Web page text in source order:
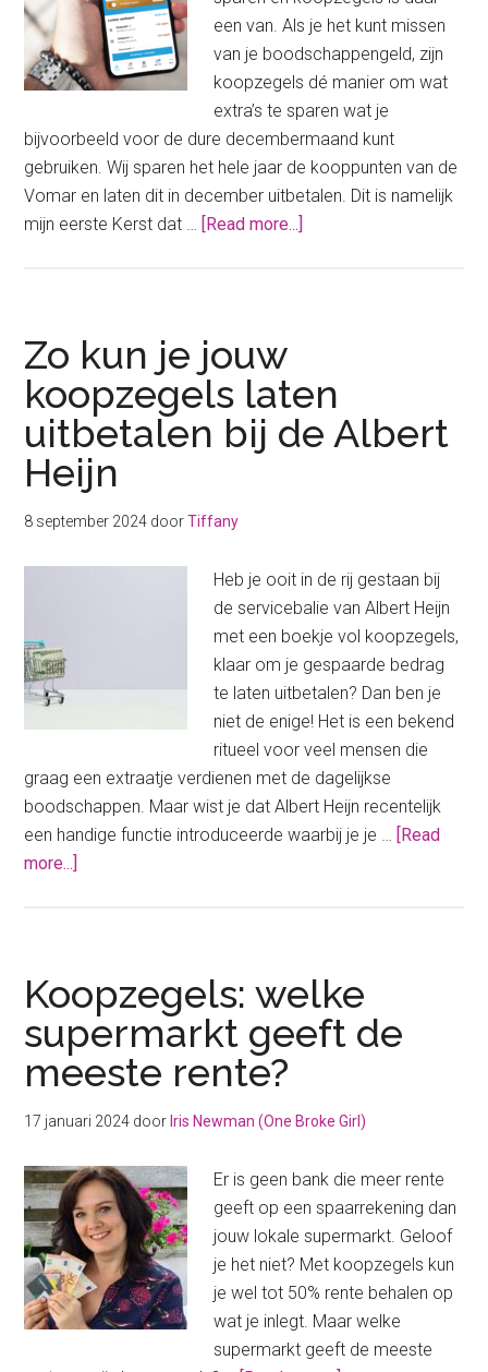
een van. Als je het kunt missen
van je boodschappengeld, zijn
koopzegels dé manier om wat
extra’s te sparen wat je
bijvoorbeeld voor de dure decembermaand kunt
gebruiken. Wij sparen het hele jaar de kooppunten van de
Vomar en laten dit in december uitbetalen. Dit is namelijk
mijn eerste Kerst dat …
[Read more...]
Zo kun je jouw
koopzegels laten
uitbetalen bij de Albert
Heijn
8 september 2024 doorTiffany
Heb je ooit in de rij gestaan bij
de servicebalie van Albert Heijn
met een boekje vol koopzegels,
klaar om je gespaarde bedrag
te laten uitbetalen? Dan ben je
niet de enige! Het is een bekend
ritueel voor veel mensen die
graag een extraatje verdienen met de dagelijkse
boodschappen. Maar wist je dat Albert Heijn recentelijk
een handige functie introduceerde waarbij je je …
[Read
more...]
koopzegels
laten
uitbetalen
bij
de
Heijn
Koopzegels: welke
supermarkt geeft de
meeste rente?
17 januari 2024 door Iris Newman (One Broke Girl)
Er is geen bank die meer rente
geeft op een spaarrekening dan
jouw lokale supermarkt. Geloof
je het niet? Met koopzegels kun
je wel tot 50% rente behalen op
wat je inlegt. Maar welke
supermarkt geeft de meeste